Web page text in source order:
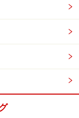
紀に日本で生きる
る「ロスト・イ
好きな人や家族
たりの舞台かもし
ロデュース「ロ